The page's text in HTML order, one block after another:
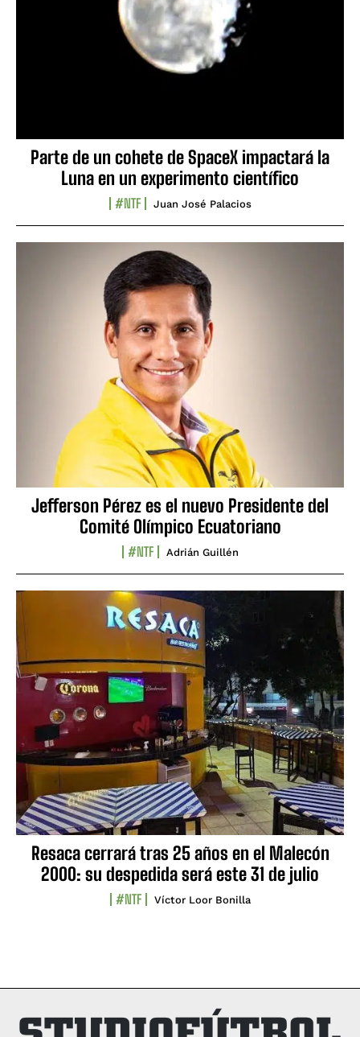
Parte de un cohete de SpaceX impactará la
Luna en un experimento científico
#NTF Juan José Palacios
Jefferson Pérez es el nuevo Presidente del
Comité Olímpico Ecuatoriano
#NTF Adrián Guillén
Resaca cerrará tras 25 años en el Malecón
2000: su despedida será este 31 de julio
#NTF Víctor Loor Bonilla